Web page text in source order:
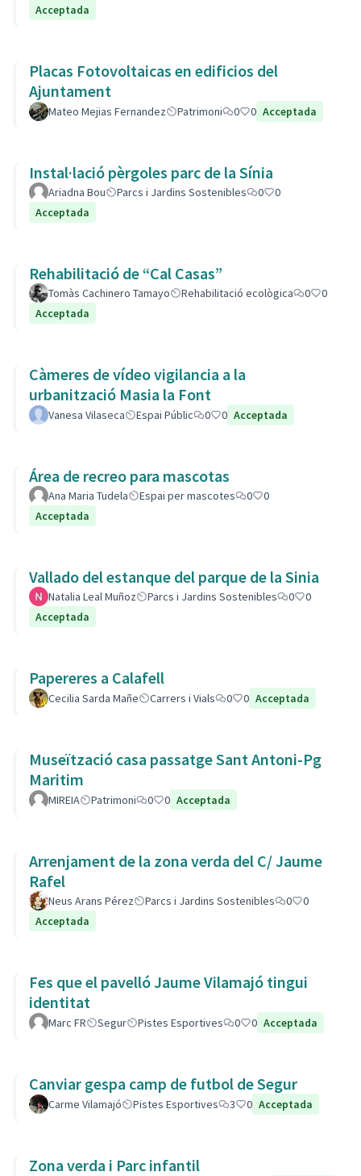
Acceptada
Placas Fotovoltaicas en edificios del
Ajuntament
Mateo Mejias Fernandez Patrimoni 0 0 Acceptada
Instal·lació pèrgoles parc de la Sínia
Ariadna Bou Parcs i Jardins Sostenibles 0
0
Acceptada
Rehabilitació de “Cal Casas”
Tomàs Cachinero Tamayo Rehabilitació ecològica 0
0
Acceptada
Càmeres de vídeo vigilancia a la
urbanització Masia la Font
Vanesa Vilaseca Espai Públic 0 0 Acceptada
Área de recreo para mascotas
Ana Maria Tudela Espai per mascotes 0
0
Acceptada
Vallado del estanque del parque de la Sinia
Natalia Leal Muñoz Parcs i Jardins Sostenibles 0
0
Acceptada
Papereres a Calafell
Cecilia Sarda Mañe Carrers i Vials 0 0 Acceptada
Museïtzació casa passatge Sant Antoni-Pg
Maritim
MIREIA Patrimoni 0 0 Acceptada
Arrenjament de la zona verda del C/ Jaume
Rafel
Neus Arans Pérez Parcs i Jardins Sostenibles 0
0
Acceptada
Fes que el pavelló Jaume Vilamajó tingui
identitat
Marc FR Segur Pistes Esportives 0 0 Acceptada
Canviar gespa camp de futbol de Segur
Carme Vilamajó Pistes Esportives 3 0 Acceptada
Zona verda i Parc infantil